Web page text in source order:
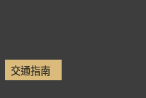
交通指南